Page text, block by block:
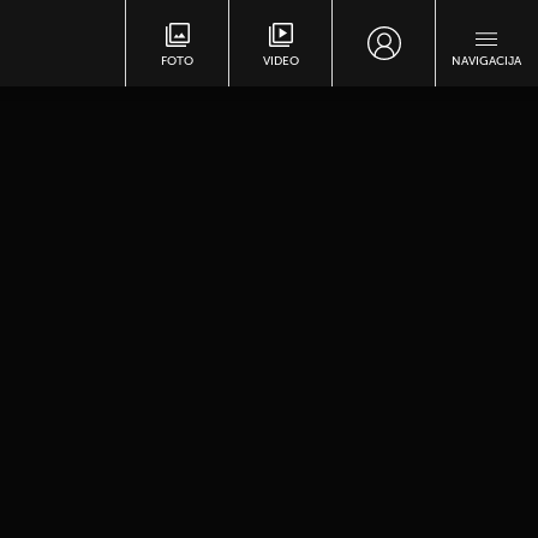
FOTO VIDEO NAVIGACIJA